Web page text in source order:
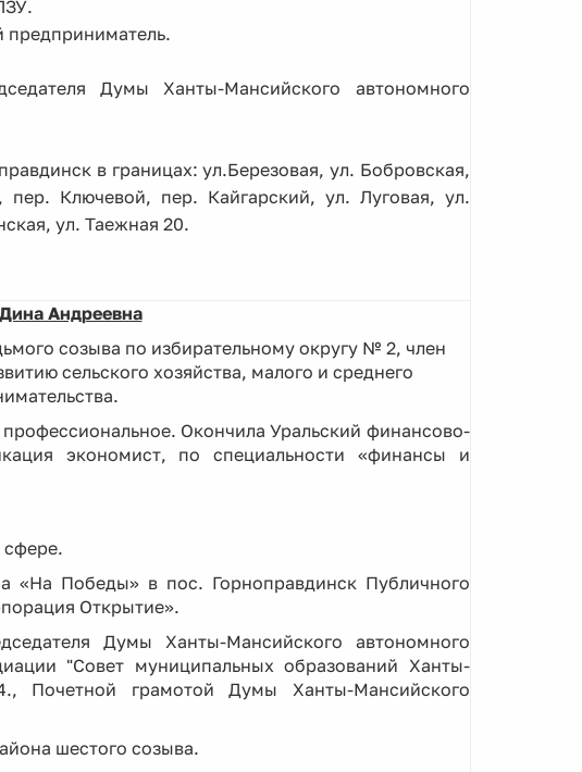
предприниматель.
Думы Ханты-Мансийского автономного
в границах: ул.Березовая, ул. Бобровская,
Ключевой, пер. Кайгарский, ул. Луговая, ул.
ул. Таежная 20.
Андреевна
созыва по избирательному округу № 2, член
сельского хозяйства, малого и среднего
Окончила Уральский финансово-
экономист, по специальности «финансы и
сфере.
«На Победы» в пос. Горноправдинск Публичного
Открытие».
Думы Ханты-Мансийского автономного
"Совет муниципальных образований Ханты-
Почетной грамотой Думы Ханты-Мансийского
шестого созыва.